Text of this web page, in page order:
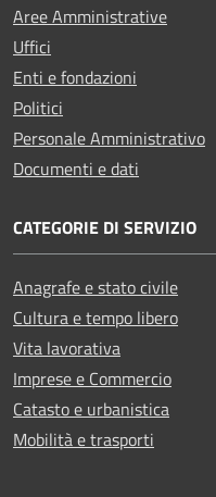
Aree Amministrative
Uffici
Enti e fondazioni
Politici
Personale Amministrativo
Documenti e dati
CATEGORIE DI SERVIZIO
Anagrafe e stato civile
Cultura e tempo libero
Vita lavorativa
Imprese e Commercio
Catasto e urbanistica
Mobilità e trasporti